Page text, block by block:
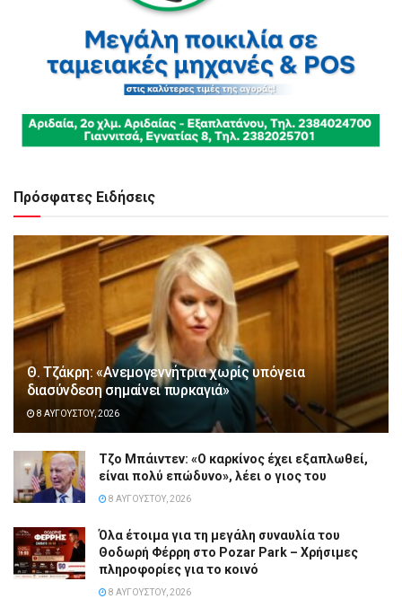
Πρόσφατες Ειδήσεις
Θ. Τζάκρη: «Ανεμογεννήτρια χωρίς υπόγεια
διασύνδεση σημαίνει πυρκαγιά»
8 ΑΥΓΟΎΣΤΟΥ, 2026
Τζο Μπάιντεν: «Ο καρκίνος έχει εξαπλωθεί,
είναι πολύ επώδυνο», λέει ο γιος του
8 ΑΥΓΟΎΣΤΟΥ, 2026
Όλα έτοιμα για τη μεγάλη συναυλία του
Θοδωρή Φέρρη στο Pozar Park – Χρήσιμες
πληροφορίες για το κοινό
8 ΑΥΓΟΎΣΤΟΥ, 2026